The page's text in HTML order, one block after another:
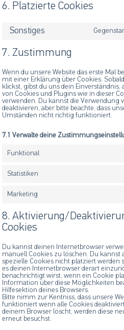
6. Platzierte Cookies
Sonstiges
7. Zustimmung
Wenn du unsere Website das erste Mal
mit einer Erklärung über Cookies.
klickst, gibst du uns dein
von Cookies und Plugins wie in dieser
verwenden. Du kannst die Verwendung
deaktivieren, aber bitte beachte, dass
Umständen nicht richtig funktioniert.
7.1 Verwalte deine
Funktional
Statistiken
Marketing
8. Aktivierung/
Cookies
Du kannst deinen Internetbrowser
manuell Cookies zu löschen. Du kannst
spezielle Cookies nicht platziert werden
es deinen Internetbrowser derart
benachrichtigt wirst, wenn ein Cookie
Information über diese Möglichkeiten
Hilfesektion deines Browsers.
Bitte nimm zur Kentniss, dass unsere
funktioniert wenn alle Cookies
deinem Browser löscht, werden diese
erneut besuchst.